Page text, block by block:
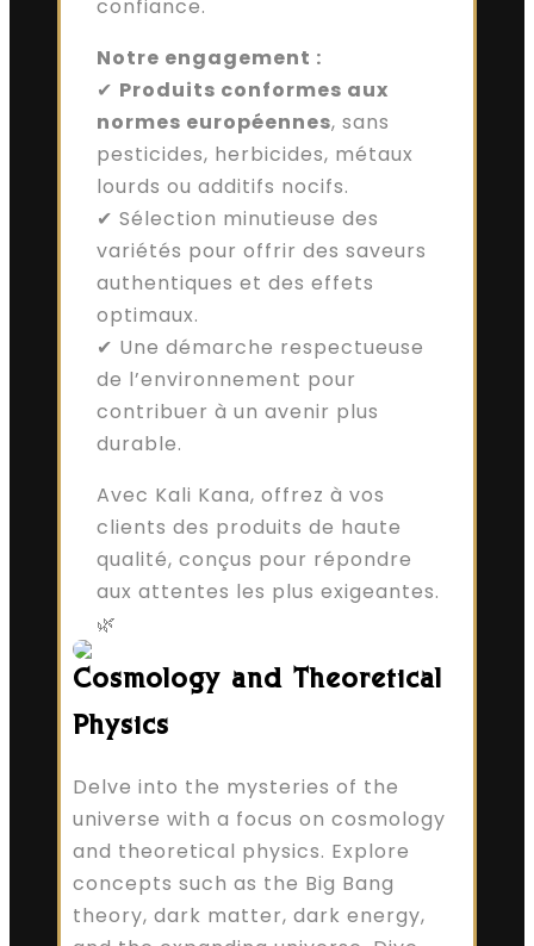
confiance.
Notre engagement :
✔ Produits conformes aux
normes européennes, sans
pesticides, herbicides, métaux
lourds ou additifs nocifs.
✔ Sélection minutieuse des
variétés pour offrir des saveurs
authentiques et des effets
optimaux.
✔ Une démarche respectueuse
de l’environnement pour
contribuer à un avenir plus
durable.
Avec Kali Kana, offrez à vos
clients des produits de haute
qualité, conçus pour répondre
aux attentes les plus exigeantes.
🌿
Cosmology and Theoretical
Physics
Delve into the mysteries of the
universe with a focus on cosmology
and theoretical physics. Explore
concepts such as the Big Bang
theory, dark matter, dark energy,